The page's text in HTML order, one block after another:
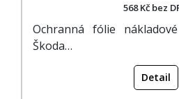
568 Kč bez
Ochranná fólie
Škoda…
Detail